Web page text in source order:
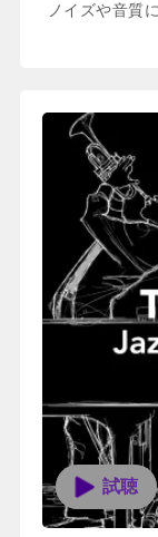
ノイズや音質